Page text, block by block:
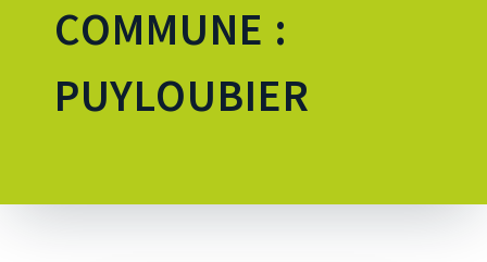
COMMUNE :
PUYLOUBIER